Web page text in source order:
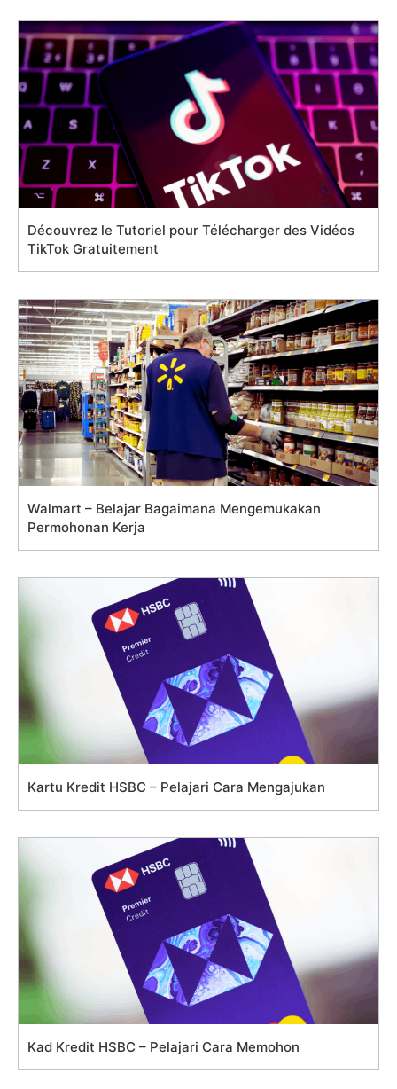
Découvrez le Tutoriel pour Télécharger des Vidéos
TikTok Gratuitement
Walmart – Belajar Bagaimana Mengemukakan
Permohonan Kerja
Kartu Kredit HSBC – Pelajari Cara Mengajukan
Kad Kredit HSBC – Pelajari Cara Memohon